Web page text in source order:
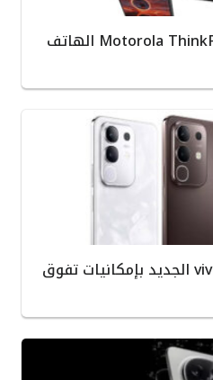
مراجعة هاتف Motorola ThinkPhone 25 الهاتف
مراجعة هاتف vivo Y29 4G الجديد بإمكانيات تفوق